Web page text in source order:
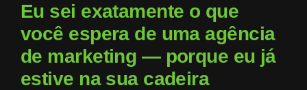
Eu sei exatamente o que
você espera de uma agência
de marketing — porque eu já
estive na sua cadeira